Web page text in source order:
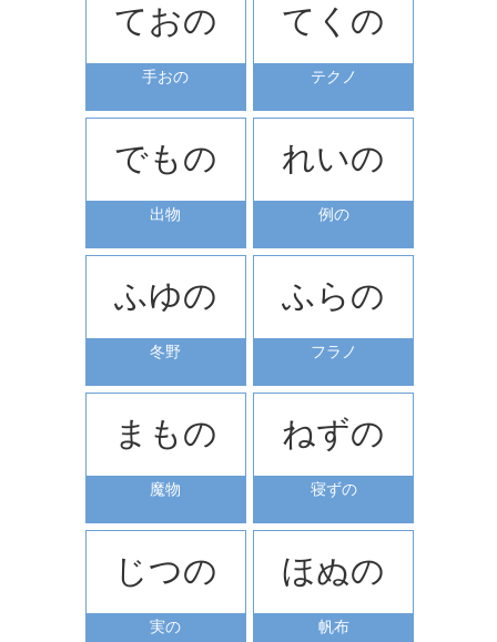
ておの
手おの
てくの
テクノ
でもの
出物
れいの
例の
ふゆの
冬野
ふらの
フラノ
まもの
魔物
ねずの
寝ずの
じつの
実の
ほぬの
帆布